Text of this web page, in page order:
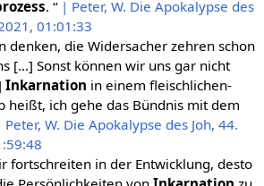
. “ | Peter, W. Die Apokalypse des
01:01:33
denken, die Widersacher zehren schon
[…] Sonst können wir uns gar nicht
Inkarnation in einem fleischlichen-
heißt, ich gehe das Bündnis mit dem
Peter, W. Die Apokalypse des Joh, 44.
fortschreiten in der Entwicklung, desto